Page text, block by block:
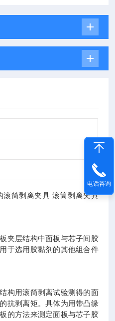
滚筒剥离夹具 滚筒剥离夹具
夹层结构中面板与芯子间胶
于选用胶黏剂的其他组合件
构用滚筒剥离试验测得的面
抗剥离矩。具体为用带凸缘
的方法来测定面板与芯子胶
电话咨询